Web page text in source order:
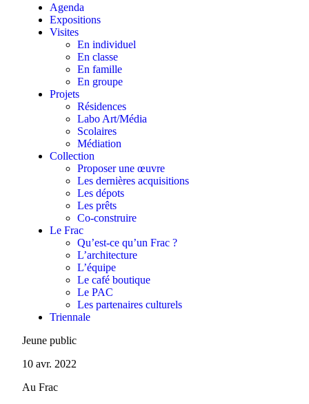
Agenda
Expositions
Visites
En individuel
En classe
En famille
En groupe
Projets
Résidences
Labo Art/Média
Scolaires
Médiation
Collection
Proposer une œuvre
Les dernières acquisitions
Les dépots
Les prêts
Co-construire
Le Frac
Qu’est-ce qu’un Frac ?
L’architecture
L’équipe
Le café boutique
Le PAC
Les partenaires culturels
Triennale
Jeune public
10 avr. 2022
Au Frac